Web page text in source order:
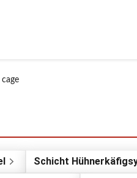
Schicht